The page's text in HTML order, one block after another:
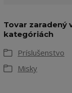
Tovar zaradený
kategóriách
Príslušenstvo
Misky